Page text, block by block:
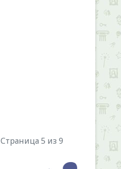
Страница 5 из 9